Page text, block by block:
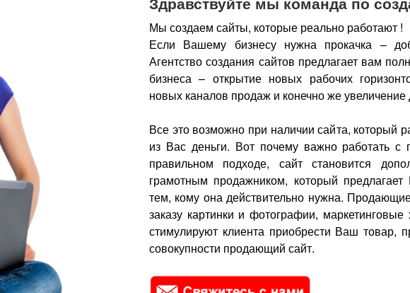
Мы создаем сайты, которые реально работают !
Если Вашему бизнесу нужна прокачка –
Агентство создания сайтов предлагает вам
бизнеса – открытие новых рабочих
новых каналов продаж и конечно же увеличение
Все это возможно при наличии сайта, который
из Вас деньги. Вот почему важно работать с
правильном подходе, сайт становится
грамотным продажником, который
тем, кому она действительно нужна.
заказу картинки и фотографии, маркетинговые
стимулируют клиента приобрести Ваш товар,
совокупности продающий сайт.